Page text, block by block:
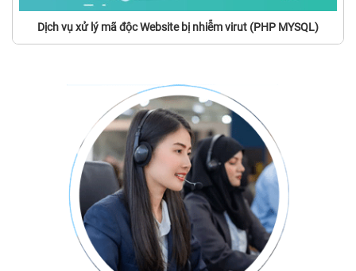
Dịch vụ xử lý mã độc Website bị nhiễm virut (PHP MYSQL)